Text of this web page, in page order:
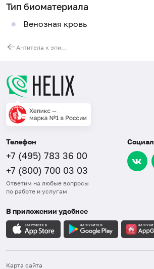
Тип биоматериала
Венозная кровь
Антитела к эпидермальной базальной мембране, IgG
Телефон
+7 (495) 783 36 00
+7 (800) 700 03 03
Ответим на любые вопросы
по работе и услугам
В приложении удобнее
Карта сайта